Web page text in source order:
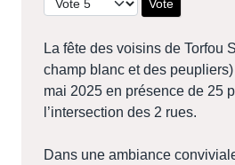
La fête des voisins de Torfou
champ blanc et des
mai 2025 en présence de 25
l’intersection des 2 rues.
Dans une ambiance